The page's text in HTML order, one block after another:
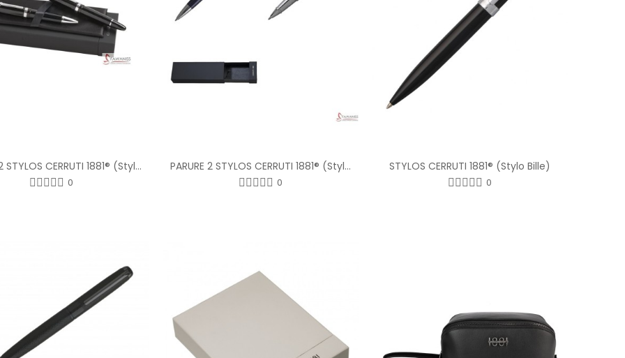
PARURE 2 STYLOS CERRUTI 1881® (Stylo Bille et Stylo Plume)
0
PARURE 2 STYLOS CERRUTI 1881® (Stylo Bille et Stylo Roller)
0
STYLOS CERRUTI 1881® (Stylo Bille)
0